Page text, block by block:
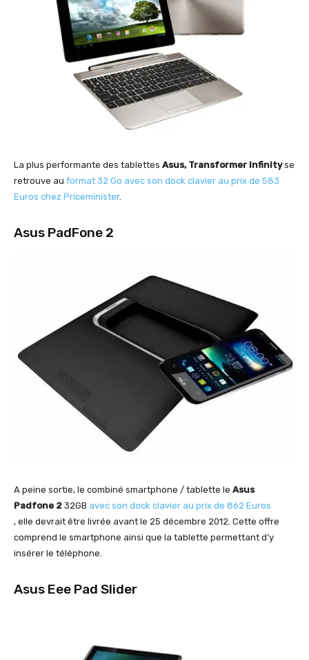
La plus performante des tablettes Asus, Transformer Infinityse
retrouve au format 32 Go avec son dock clavier au prix de 583
Euros chez Priceminister.
Asus PadFone 2
A peine sortie, le combiné smartphone / tablette le Asus
Padfone 2 32GB avec son dock clavier au prix de 862 Euros
, elle devrait être livrée avant le 25 décembre 2012. Cette offre
comprend le smartphone ainsi que la tablette permettant d’y
insérer le téléphone.
Asus Eee Pad Slider